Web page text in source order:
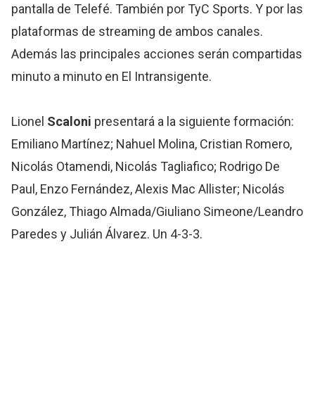
pantalla de Telefé. También por TyC Sports. Y por las
plataformas de streaming de ambos canales.
Además las principales acciones serán compartidas
minuto a minuto en El Intransigente.
Lionel Scaloni presentará a la siguiente formación:
Emiliano Martínez; Nahuel Molina, Cristian Romero,
Nicolás Otamendi, Nicolás Tagliafico; Rodrigo De
Paul, Enzo Fernández, Alexis Mac Allister; Nicolás
González, Thiago Almada/Giuliano Simeone/Leandro
Paredes y Julián Álvarez. Un 4-3-3.